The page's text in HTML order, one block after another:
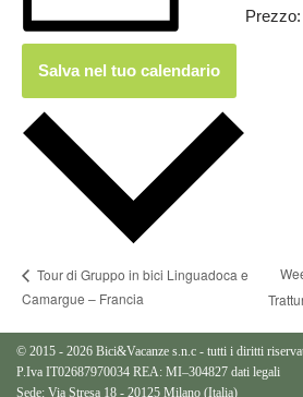
Salva nel tuo calendario
Prezzo:
Tour di Gruppo in bici Linguadoca e
Camargue – Francia
© 2015 - 2026 Bici&Vacanze s.n.c - tutti i diritti
P.Iva IT02687970034 REA: MI–304827 dati legali
Sede: Via Stresa 18 - 20125 Milano (Italia)